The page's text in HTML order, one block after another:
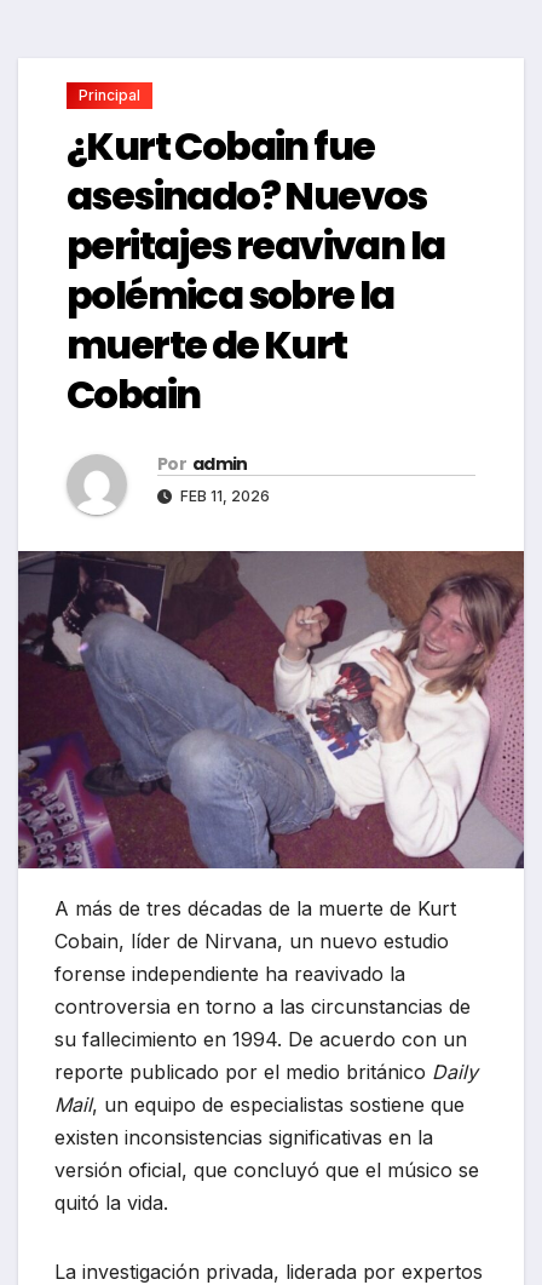
Principal
¿Kurt Cobain fue
asesinado? Nuevos
peritajes reavivan la
polémica sobre la
muerte de Kurt
Cobain
Por admin
FEB 11, 2026
A más de tres décadas de la muerte de Kurt
Cobain, líder de Nirvana, un nuevo estudio
forense independiente ha reavivado la
controversia en torno a las circunstancias de
su fallecimiento en 1994. De acuerdo con un
reporte publicado por el medio británico Daily
Mail, un equipo de especialistas sostiene que
existen inconsistencias significativas en la
versión oficial, que concluyó que el músico se
quitó la vida.
La investigación privada, liderada por expertos